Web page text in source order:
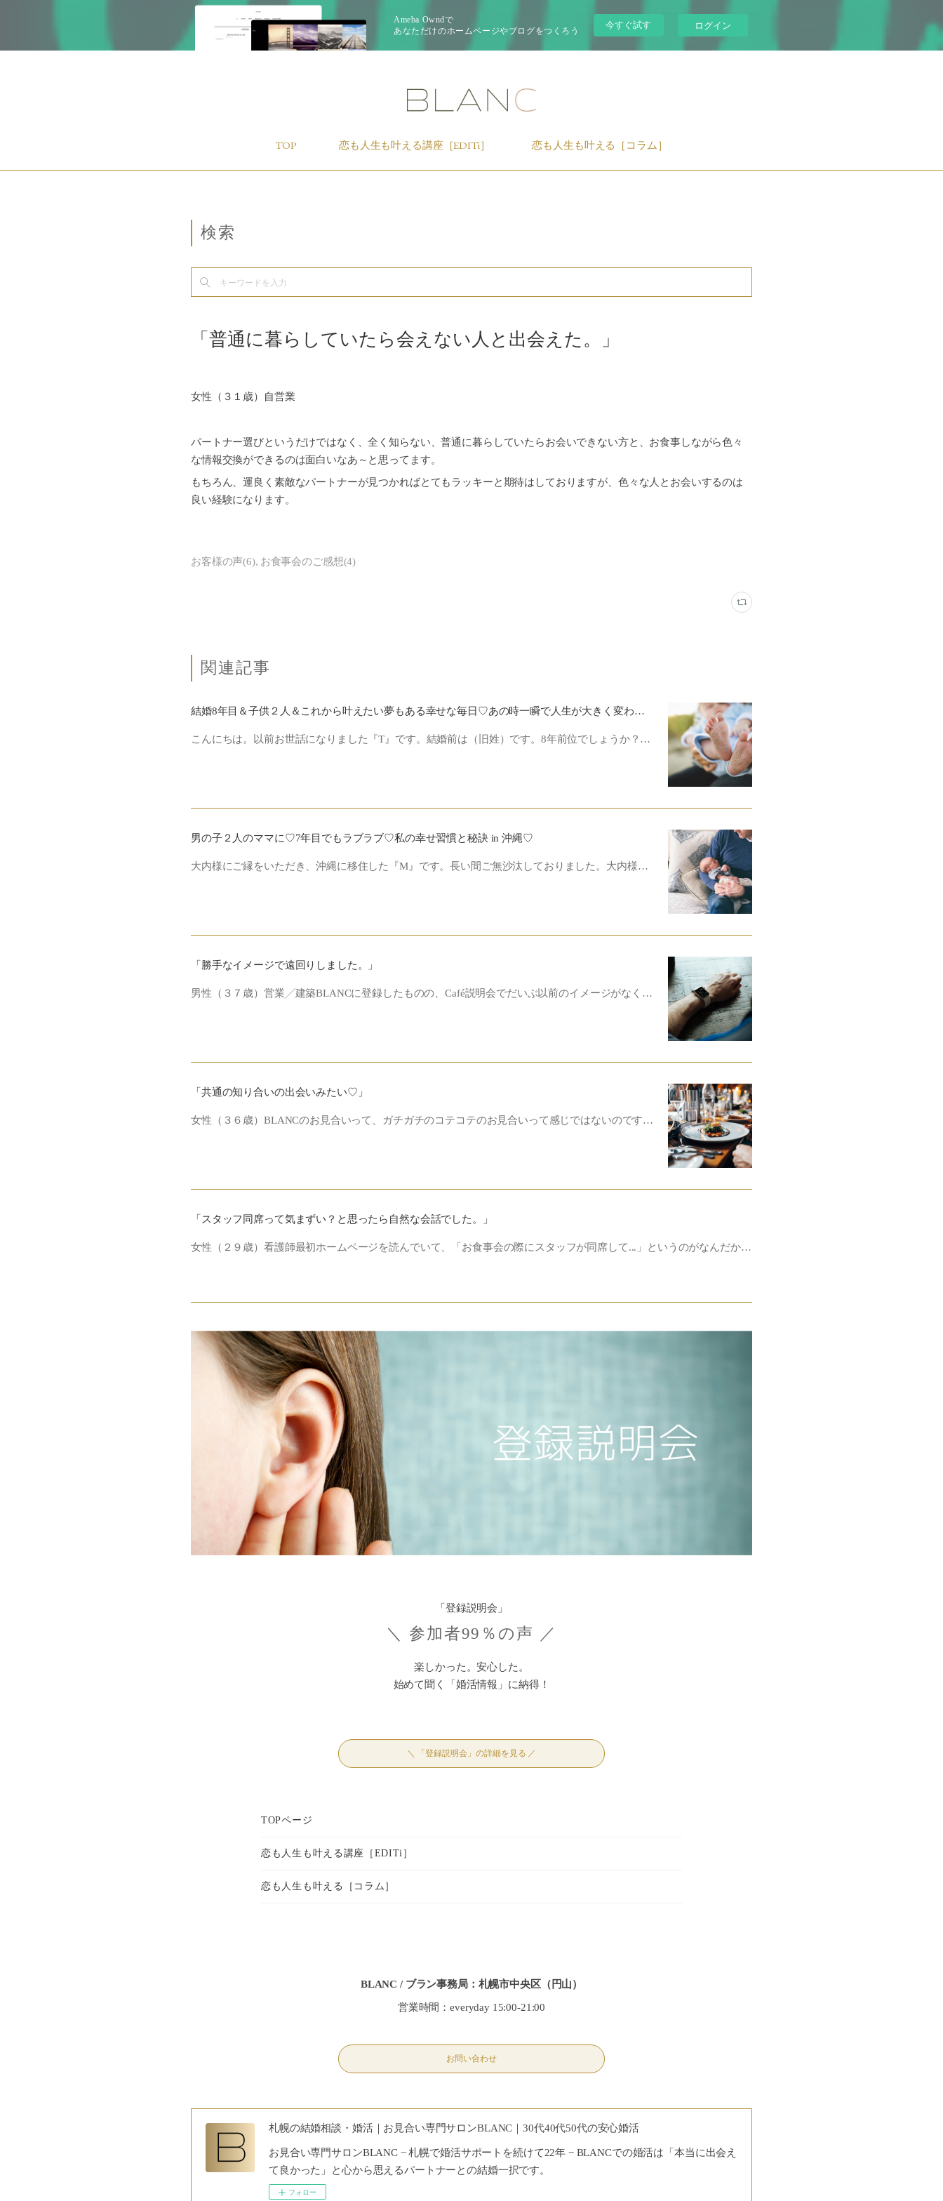
Ameba Owndで
あなただけのホームページやブログをつくろう
今すぐ試す ログイン
TOP 恋も人生も叶える講座［EDITi］ 恋も人生も叶える［コラム］
検索
「普通に暮らしていたら会えない人と出会えた。」
女性（３１歳）自営業
パートナー選びというだけではなく、全く知らない、普通に暮らしていたらお会いできない方と、お食事しながら色々
な情報交換ができるのは面白いなあ～と思ってます。
もちろん、運良く素敵なパートナーが見つかればとてもラッキーと期待はしておりますが、色々な人とお会いするのは
良い経験になります。
お客様の声(6) お食事会のご感想(4)
関連記事
結婚8年目＆子供２人＆これから叶えたい夢もある幸せな毎日♡あの時一瞬で人生が大きく変わった！
こんにちは。以前お世話になりました『T』です。結婚前は（旧姓）です。8年前位でしょうか？…
男の子２人のママに♡7年目でもラブラブ♡私の幸せ習慣と秘訣 in 沖縄♡
大内様にご縁をいただき、沖縄に移住した『M』です。長い間ご無沙汰しておりました。大内様…
「勝手なイメージで遠回りしました。」
男性（３７歳）営業╱建築BLANCに登録したものの、Café説明会でだいぶ以前のイメージがなく…
「共通の知り合いの出会いみたい♡」
女性（３６歳）BLANCのお見合いって、ガチガチのコテコテのお見合いって感じではないのです…
「スタッフ同席って気まずい？と思ったら自然な会話でした。」
女性（２９歳）看護師最初ホームページを読んでいて、「お食事会の際にスタッフが同席して...」というのがなんだか…
「登録説明会」
＼ 参加者99％の声 ／
楽しかった。安心した。
始めて聞く「婚活情報」に納得！
＼ 「登録説明会」の詳細を見る ／
BLANC / ブラン事務局：札幌市中央区（円山）
営業時間：everyday 15:00-21:00
お問い合わせ
札幌の結婚相談・婚活｜お見合い専門サロンBLANC｜30代40代50代の安心婚活
お見合い専門サロンBLANC − 札幌で婚活サポートを続けて22年 − BLANCでの婚活は「本当に出会え
て良かった」と心から思えるパートナーとの結婚一択です。
フォロー